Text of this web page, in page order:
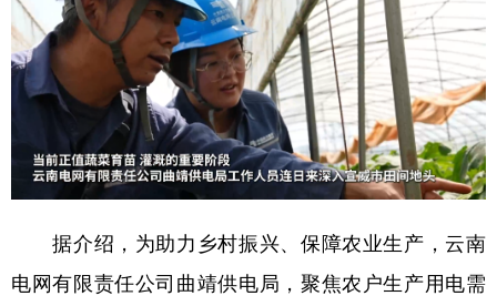
据介绍，为助力乡村振兴、保障农业生产，云南
电网有限责任公司曲靖供电局，聚焦农户生产用电需